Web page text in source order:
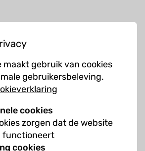
maakt gebruik van cookies
gebruikersbeleving.
cookies
zorgen dat de website
functioneert
cookies